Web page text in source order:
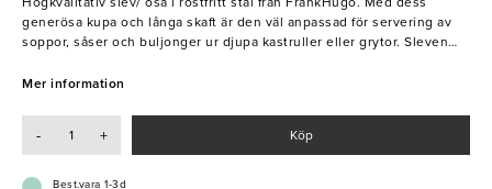
generösa kupa och långa skaft är den väl anpassad för servering av
soppor, såser och buljonger ur djupa kastruller eller grytor. Sleven
vill tumma på kvalitet eller design. Utmärkt för professionella
- Långt skaft
- Högkvalitativ
Mer information
- + Köp
Best.vara 1-3d